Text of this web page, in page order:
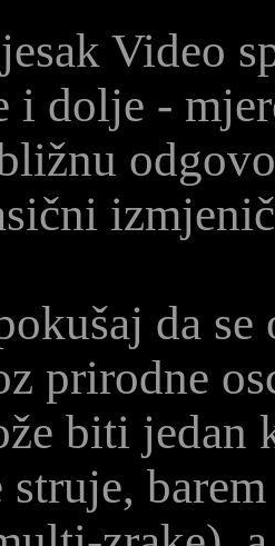
Video
i dolje -
da
prirodne
biti jedan